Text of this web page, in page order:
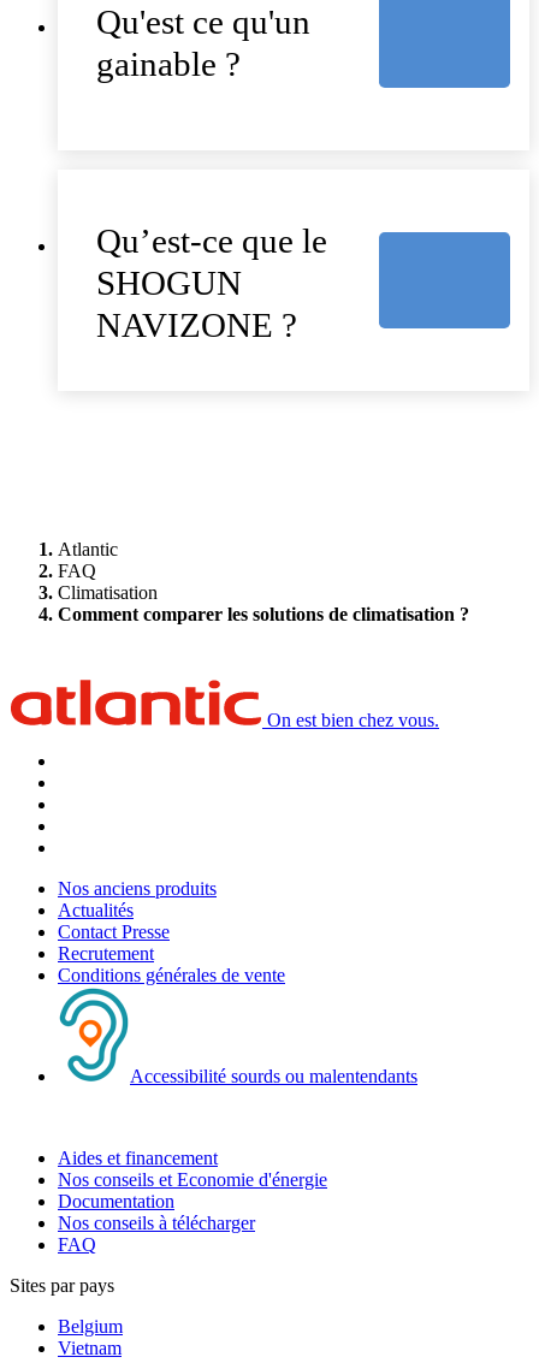
Qu'est ce qu'un
gainable ?
Qu’est-ce que le
SHOGUN
NAVIZONE ?
Atlantic
FAQ
Climatisation
Comment comparer les solutions de climatisation ?
On est bien chez vous.
Nos anciens produits
Actualités
Contact Presse
Recrutement
Conditions générales de vente
Accessibilité sourds ou malentendants
Aides et financement
Nos conseils et Economie d'énergie
Documentation
Nos conseils à télécharger
FAQ
Sites par pays
Belgium
Vietnam